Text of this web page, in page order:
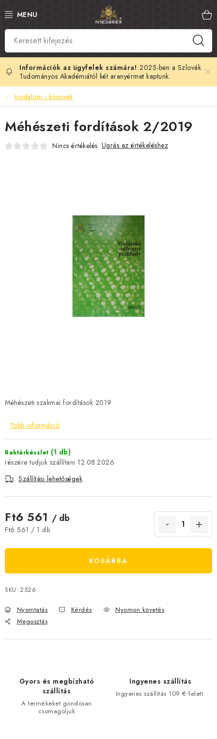
tartalomhoz
SZLOVÁK MÉZ
MANUKA MÉZ
MÉHPEMPŐ
KIRÁLYI ZSELÉ
MÉZ AJÁNDÉKCSOMAGOK
A MÉHÉSZETI TERMÉKEK KIEGÉSZÍTŐI
IRODALOM - KÖNYVEK
CSOKOLÁDÉ
ÉTREND-KIEGÉSZÍTŐK
Kőboltos üzlet A történetünk Cikkek
Írtak rólunk
Szállítás és fizetés
Gyakori kérdések FAQ
Visszaküldés, csere és reklamációkezelés
2025-ben a Szlovák
Tudományos Akadémiától két aranyérmet kaptunk.
Irodalom - könyvek
Méhészeti szakmai fordítások 2019
Több információ
Raktárkészlet (1 db)
12.08.2026
Szállítási lehetőségek
Ft6 561 / db
Egységár:
Ft6 561 / 1 db
KOSÁRBA
SKU: 2526
Nyomtatás Kérdés
Nyomon követés
Megosztás
Méhészeti fordítások 2/2019
Nincs értékelés Ugrás az értékeléshez
Gyors és megbízható
szállítás
A termékeket gondosan
csomagoljuk
Ingyenes szállítás
Ingyenes szállítás 109 € felett.